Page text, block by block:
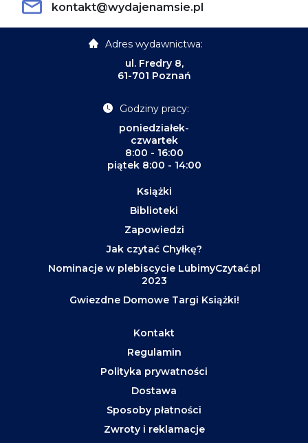
kontakt@wydajenamsie.pl
Adres wydawnictwa:
ul. Fredry 8,
61-701 Poznań
Godziny pracy:
poniedziałek-
czwartek
8:00 - 16:00
piątek 8:00 - 14:00
Książki
Biblioteki
Zapowiedzi
Jak czytać Chyłkę?
Nominacje w plebiscycie LubimyCzytać.pl
2023
Gwiezdne Domowe Targi Książki!
Kontakt
Regulamin
Polityka prywatności
Dostawa
Sposoby płatności
Zwroty i reklamacje